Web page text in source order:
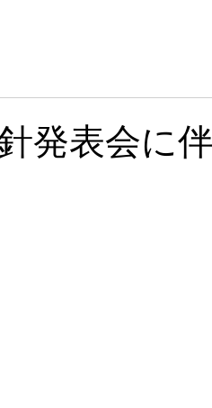
発表会に